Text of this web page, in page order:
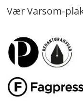
Vær Varsom-